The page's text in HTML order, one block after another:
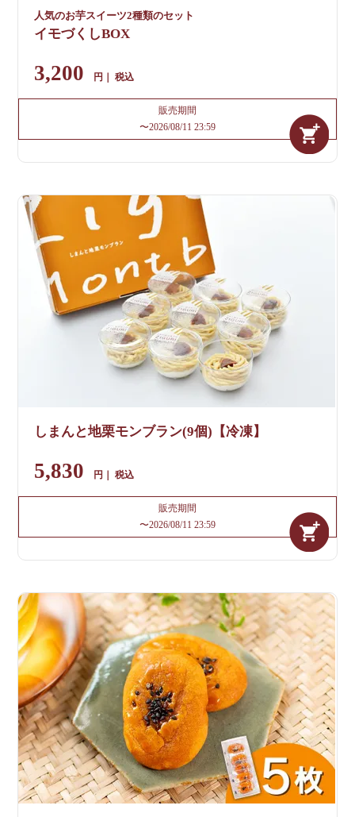
人気のお芋スイーツ2種類のセット
イモづくしBOX
3,200 税込
販売期間
〜2026/08/11 23:59
しまんと地栗モンブラン(9個)【冷凍】
5,830 税込
販売期間
〜2026/08/11 23:59